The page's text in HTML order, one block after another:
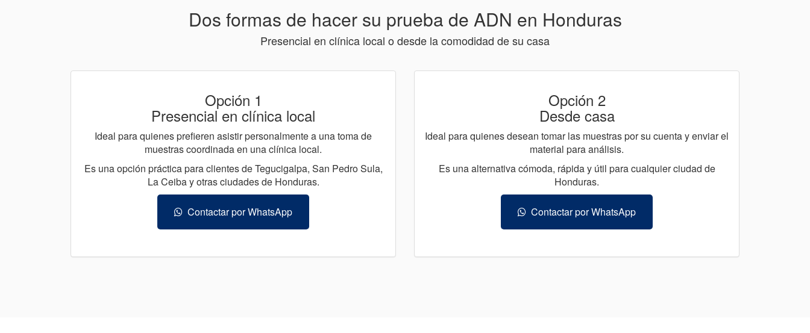
Dos formas de hacer su prueba de ADN en Honduras
Presencial en clínica local o desde la comodidad de su casa
Opción 1
Presencial en clínica local
Ideal para quienes prefieren asistir personalmente a una toma de
muestras coordinada en una clínica local.
Es una opción práctica para clientes de Tegucigalpa, San Pedro Sula,
La Ceiba y otras ciudades de Honduras.
Contactar por WhatsApp
Opción 2
Desde casa
Ideal para quienes desean tomar las muestras por su cuenta y enviar el
material para análisis.
Es una alternativa cómoda, rápida y útil para cualquier ciudad de
Honduras.
Contactar por WhatsApp